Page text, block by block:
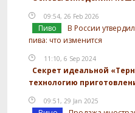
09:54, 26 Feb 2026
Пиво
В России
пива: что изменится
11:10, 6 Sep 2024
Секрет идеальной
технологию
09:51, 29 Jan 2025